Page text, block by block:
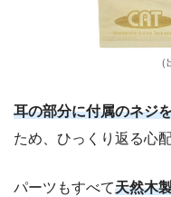
耳の部分に付属のネジ
ため、ひっくり返る心
パーツもすべて天然木